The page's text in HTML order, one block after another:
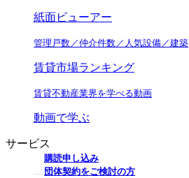
紙面ビューアー
管理戸数／仲介件数／人気設備／建築
賃貸市場ランキング
賃貸不動産業界を学べる動画
動画で学ぶ
サービス
購読申し込み
団体契約をご検討の方